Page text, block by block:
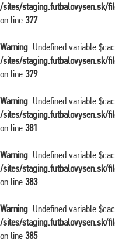
/sites/staging.futbalovysen.sk/
on line 377
Warning: Undefined variable
/sites/staging.futbalovysen.sk/
on line 379
Warning: Undefined variable
/sites/staging.futbalovysen.sk/
on line 381
Warning: Undefined variable
/sites/staging.futbalovysen.sk/
on line 383
Warning: Undefined variable
/sites/staging.futbalovysen.sk/
on line 385